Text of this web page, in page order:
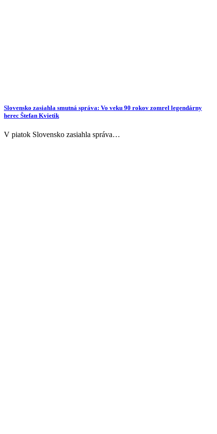
Slovensko zasiahla smutná správa: Vo veku 90 rokov zomrel legendárny
herec Štefan Kvietik
V piatok Slovensko zasiahla správa…